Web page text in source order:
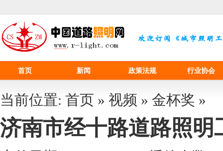
首页 新闻 政策法规 行业协会
当前位置: 首页 » 视频 » 金杯奖 »
济南市经十路道路照明